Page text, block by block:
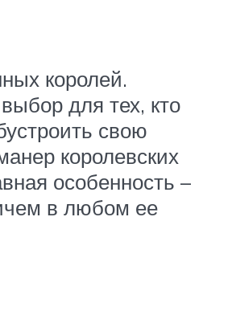
королей.
для тех, кто
свою
королевских
особенность –
в любом ее